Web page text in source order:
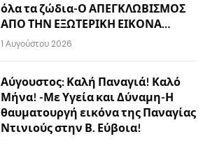
όλα τα ζώδια-Ο ΑΠΕΓΚΛΩΒΙΣΜΟΣ
ΑΠΟ ΤΗΝ ΕΞΩΤΕΡΙΚΗ ΕΙΚΟΝΑ…
1 Αυγούστου 2026
Αύγουστος: Καλή Παναγιά! Καλό
Μήνα! -Με Υγεία και Δύναμη-Η
θαυματουργή εικόνα της Παναγίας
Ντινιούς στην Β. Εύβοια!